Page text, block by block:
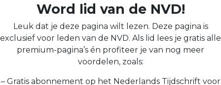
Word lid van de NVD!
Leuk dat je deze pagina wilt lezen. Deze pagina is
exclusief voor leden van de NVD. Als lid lees je gratis alle
premium-pagina’s én profiteer je van nog meer
voordelen, zoals:
– Gratis abonnement op het Nederlands Tijdschrift voor